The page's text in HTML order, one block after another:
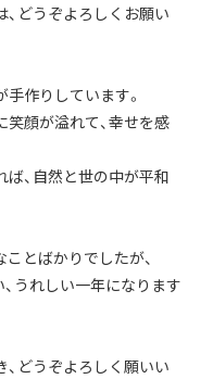
どうぞよろしくお願い
作りしています。
顔が溢れて、幸せを感
、自然と世の中が平和
とばかりでしたが、
うれしい一年になります
どうぞよろしく願いい